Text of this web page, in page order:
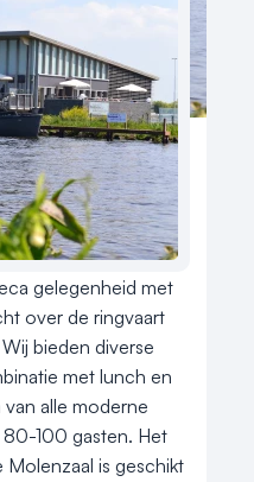
hart van de
maar 15 min. vanaf
5 op de A4. Wij
gelegenheid met
over de ringvaart
bieden diverse
met lunch en
alle moderne
80-100 gasten. Het
is geschikt